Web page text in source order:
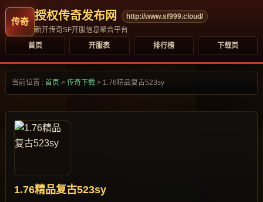
授权传奇发布网
http://www.sf999.cloud/
新开传奇SF开服信息聚合平台
首页
开服表 排行榜 下载页
当前位置 : 首页 > 传奇下载 > 1.76精品复古523sy
1.76精品复古523sy